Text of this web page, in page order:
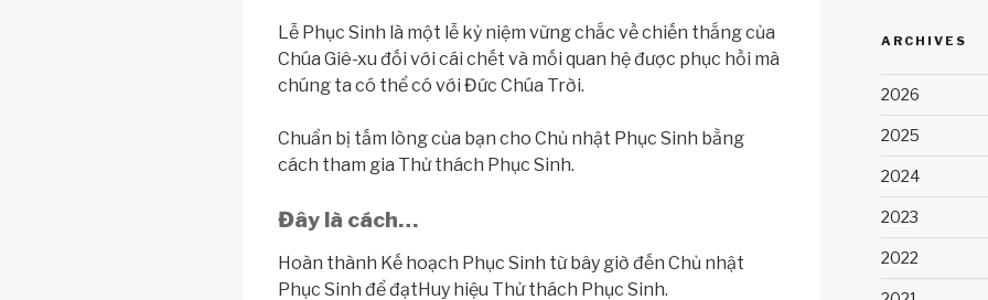
Lễ Phục Sinh là một lễ kỷ niệm vững chắc về chiến thắng của
Chúa Giê-xu đối với cái chết và mối quan hệ được phục hồi mà
chúng ta có thể có với Đức Chúa Trời.
Chuẩn bị tấm lòng của bạn cho Chủ nhật Phục Sinh bằng
cách tham gia Thử thách Phục Sinh.
Đây là cách…
Hoàn thành Kế hoạch Phục Sinh từ bây giờ đến Chủ nhật
Phục Sinh để đạtHuy hiệu Thử thách Phục Sinh.
ARCHIVES
2026
2025
2024
2023
2022